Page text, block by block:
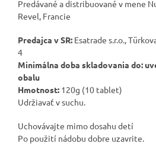
Predávané a distribuované v mene
Revel, Francie
Predajca v SR: Esatrade s.r.o.,
4
Minimálna doba skladovania do:
obalu
Hmotnost: 120g (10 tablet)
Udržiavať v suchu.
Uchovávajte mimo dosahu detí
Po použití nádobu dobre uzavrite.